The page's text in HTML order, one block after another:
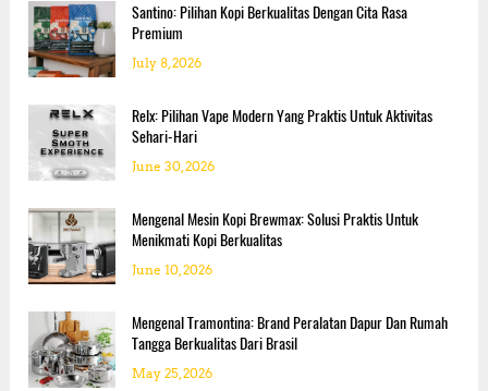
Santino: Pilihan Kopi Berkualitas Dengan Cita Rasa
Premium
July 8, 2026
Relx: Pilihan Vape Modern Yang Praktis Untuk Aktivitas
Sehari-Hari
June 30, 2026
Mengenal Mesin Kopi Brewmax: Solusi Praktis Untuk
Menikmati Kopi Berkualitas
June 10, 2026
Mengenal Tramontina: Brand Peralatan Dapur Dan Rumah
Tangga Berkualitas Dari Brasil
May 25, 2026